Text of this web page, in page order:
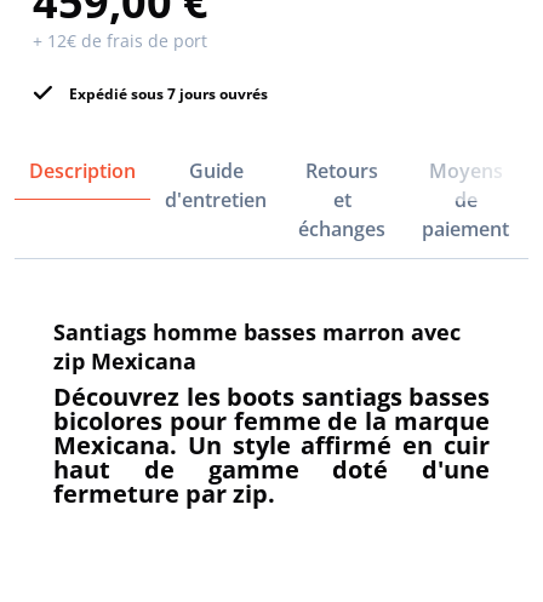
+ 12€ de frais de port
Expédié sous 7 jours ouvrés
Description
Guide
d'entretien
Retours
et
échanges
Moyens
de
paiement
Santiags homme basses marron avec
zip Mexicana
Découvrez les boots santiags basses
bicolores pour femme de la marque
Mexicana. Un style affirmé en cuir
haut de gamme doté d'une
fermeture par zip.